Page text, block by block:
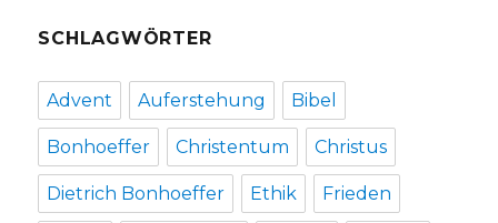
SCHLAGWÖRTER
Advent Auferstehung Bibel
Bonhoeffer Christentum Christus
Dietrich Bonhoeffer Ethik Frieden